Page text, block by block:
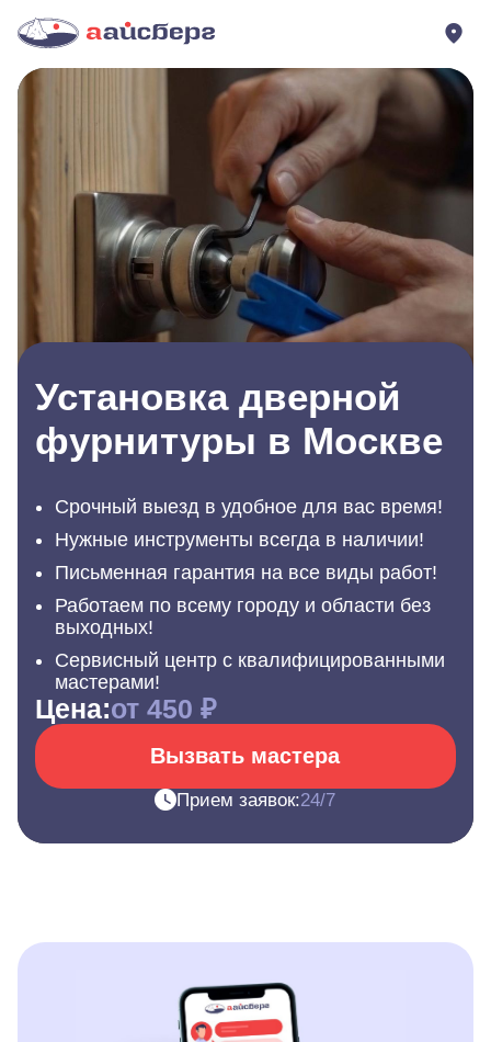
Установка дверной
фурнитуры в Москве
Срочный выезд в удобное для вас время!
Нужные инструменты всегда в наличии!
Письменная гарантия на все виды работ!
Работаем по всему городу и области без
выходных!
Сервисный центр с квалифицированными
мастерами!
Цена:от 450 ₽
Вызвать мастера
Прием заявок:24/7